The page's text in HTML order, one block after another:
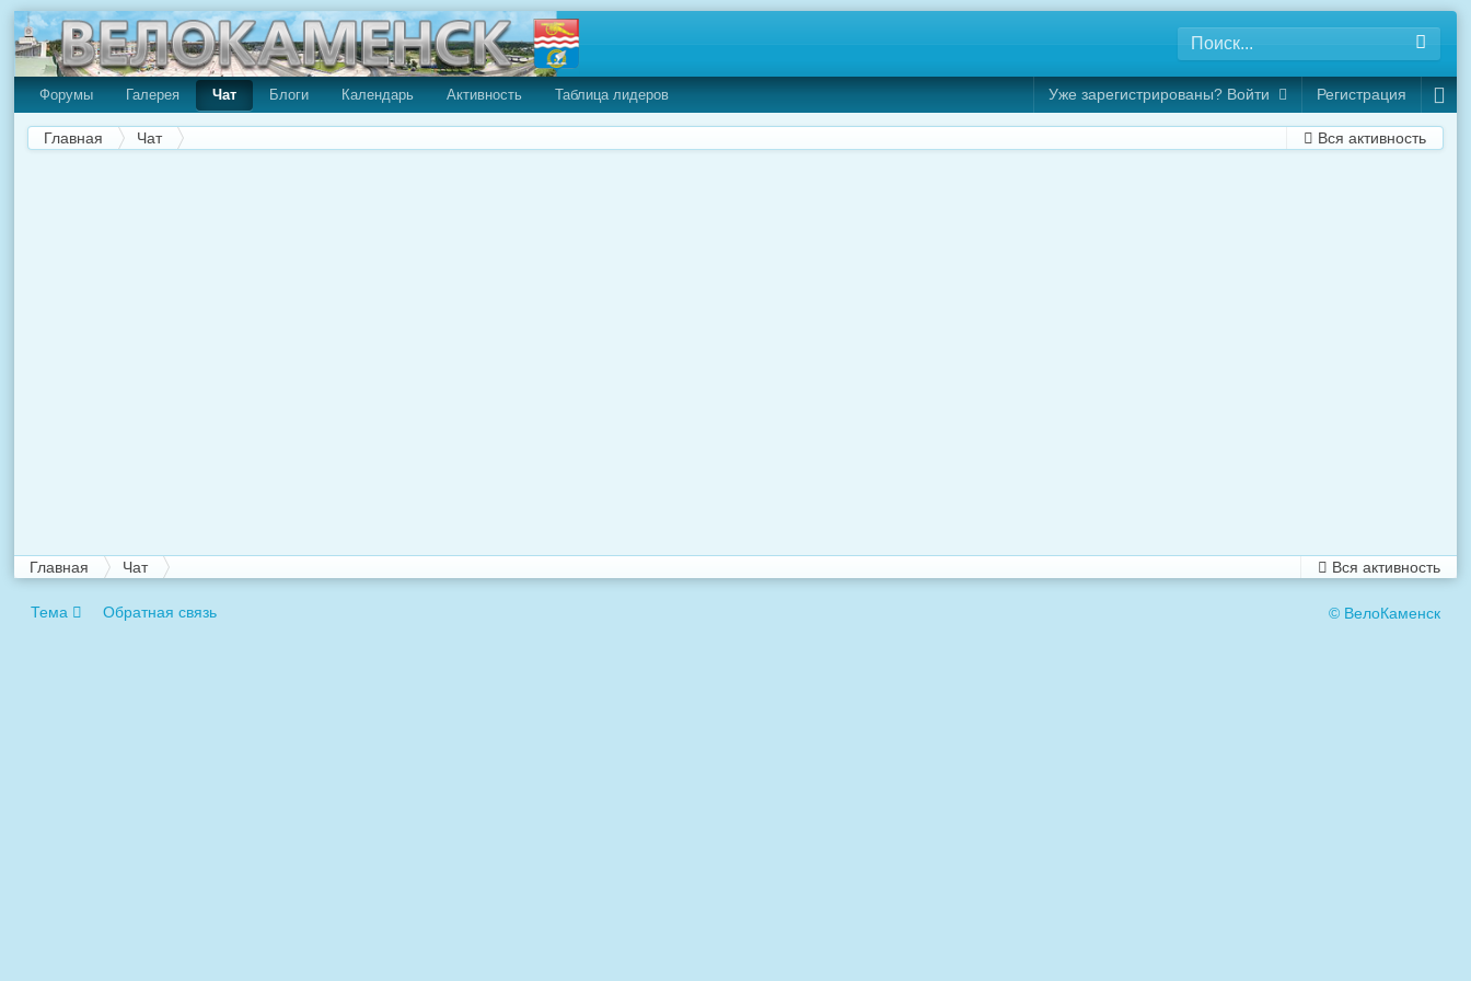
Форумы Галерея Чат Блоги Календарь Активность Таблица лидеров Уже зарегистрированы? Войти Регистрация
Вся активность
Главная Чат
Вся активность
Главная Чат
Тема Обратная связь © ВелоКаменск